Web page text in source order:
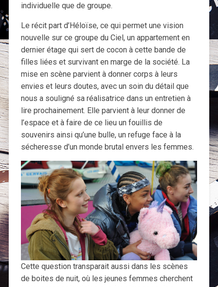
individuelle que de groupe.
Le récit part d’Héloïse, ce qui permet une vision
nouvelle sur ce groupe du Ciel, un appartement en
dernier étage qui sert de cocon à cette bande de
filles liées et survivant en marge de la société. La
mise en scène parvient à donner corps à leurs
envies et leurs doutes, avec un soin du détail que
nous a souligné sa réalisatrice dans un entretien à
lire prochainement. Elle parvient à leur donner de
l’espace et à faire de ce lieu un fouillis de
souvenirs ainsi qu’une bulle, un refuge face à la
sécheresse d’un monde brutal envers les femmes.
Cette question transparait aussi dans les scènes
de boites de nuit, où les jeunes femmes cherchent